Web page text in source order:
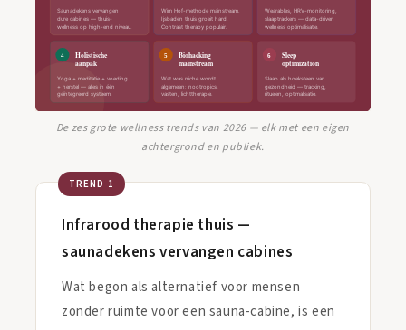
De zes grote wellness trends van 2026 — elk met een eigen
achtergrond en publiek.
TREND 1
Infrarood therapie thuis —
saunadekens vervangen cabines
Wat begon als alternatief voor mensen
zonder ruimte voor een sauna-cabine, is een